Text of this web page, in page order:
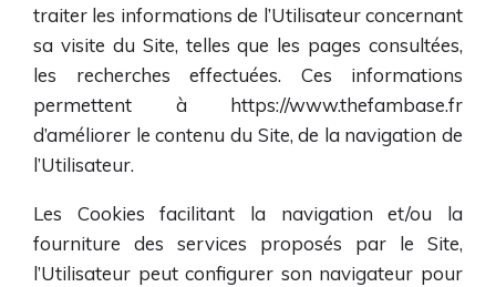
traiter les informations de l’Utilisateur concernant
sa visite du Site, telles que les pages consultées,
les recherches effectuées. Ces informations
permettent à https://www.thefambase.fr
d’améliorer le contenu du Site, de la navigation de
l’Utilisateur.
Les Cookies facilitant la navigation et/ou la
fourniture des services proposés par le Site,
l’Utilisateur peut configurer son navigateur pour